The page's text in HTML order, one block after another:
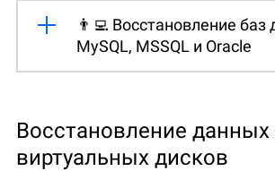
👨‍💻 Восстановление баз
MySQL, MSSQL и Oracle
Восстановление данных
виртуальных дисков